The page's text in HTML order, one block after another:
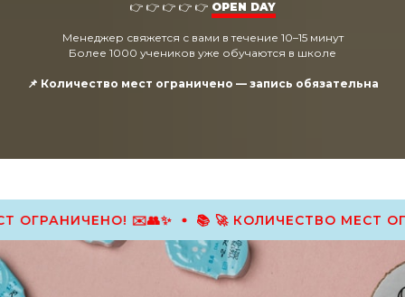
👉 👉 👉 👉 👉 OPEN DAY
Менеджер свяжется с вами в течение 10–15 минут
Более 1000 учеников уже обучаются в школе
📌 Количество мест ограничено — запись обязательна
ОГРАНИЧЕНО! ✉️👥✨ 📚 🚀 КОЛИЧЕСТВО МЕСТ